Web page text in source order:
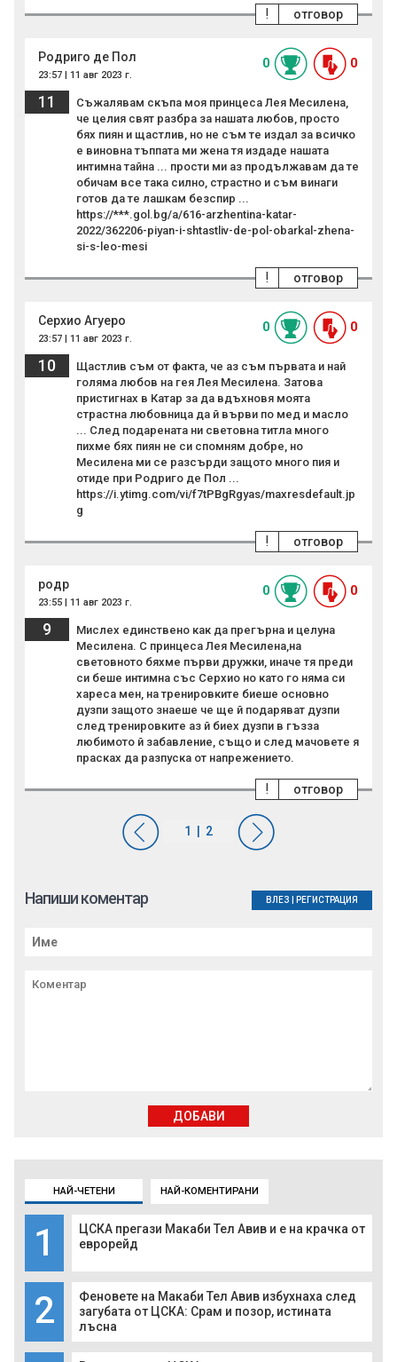
НАЙ-ЧЕТЕНИ НАЙ-КОМЕНТИРАНИ
1
ЦСКА прегази Макаби Тел Авив и е на крачка от
еврорейд
2
Феновете на Макаби Тел Авив избухнаха след
загубата от ЦСКА: Срам и позор, истината
лъсна
отговор
!
Родриго де Пол
23:57 | 11 авг 2023 г.
0 0
11
Съжалявам скъпа моя принцеса Лея Месилена,
че целия свят разбра за нашата любов, просто
бях пиян и щастлив, но не съм те издал за всичко
е виновна тъппата ми жена тя издаде нашата
интимна тайна ... прости ми аз продължавам да те
обичам все така силно, страстно и съм винаги
готов да те лашкам безспир ...
https://***.gol.bg/a/616-arzhentina-katar-
2022/362206-piyan-i-shtastliv-de-pol-obarkal-zhena-
si-s-leo-mesi
отговор
!
Серхио Агуеро
23:57 | 11 авг 2023 г.
0 0
10
Щастлив съм от факта, че аз съм първата и най
голяма любов на гея Лея Месилена. Затова
пристигнах в Катар за да вдъхновя моята
страстна любовница да й върви по мед и масло
... След подарената ни световна титла много
пихме бях пиян не си спомням добре, но
Месилена ми се разсърди защото много пия и
отиде при Родриго де Пол ...
https://i.ytimg.com/vi/f7tPBgRgyas/maxresdefault.jp
g
отговор
!
родр
23:55 | 11 авг 2023 г.
0 0
9
Мислех единствено как да прегърна и целуна
Месилена. С принцеса Лея Месилена,на
световното бяхме първи дружки, иначе тя преди
си беше интимна със Серхио но като го няма си
хареса мен, на тренировките биеше основно
дузпи защото знаеше че ще й подаряват дузпи
след тренировките аз й биех дузпи в гъзза
любимото й забавление, също и след мачовете я
прасках да разпуска от напрежението.
отговор
!
Напиши коментар ВЛЕЗ РЕГИСТРАЦИЯ
ДОБАВИ